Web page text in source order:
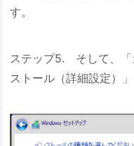
す。
ステップ5. そして、「
ストール（詳細設定）